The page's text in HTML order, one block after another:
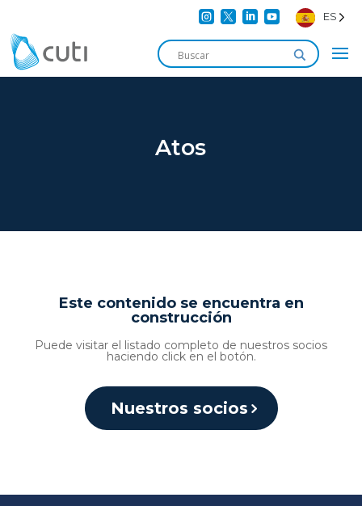
    ES
Atos
Este contenido se encuentra en
construcción
Puede visitar el listado completo de nuestros socios
haciendo click en el botón.
Nuestros socios